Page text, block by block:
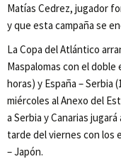
Matías Cedrez, jugador
y que esta campaña se
La Copa del Atlántico
Maspalomas con el
horas) y España – Serbia
miércoles al Anexo del
a Serbia y Canarias
tarde del viernes con los
– Japón.